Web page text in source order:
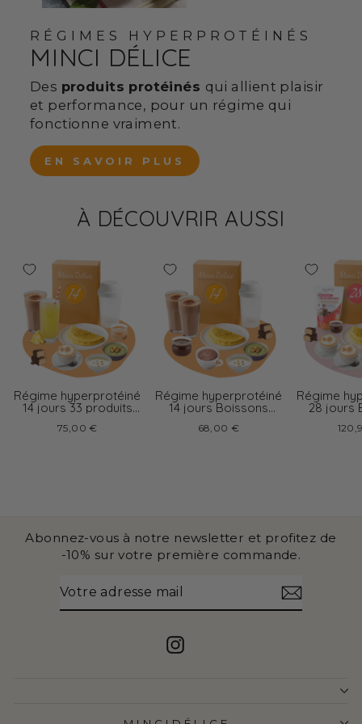
RÉGIMES HYPERPROTÉINÉS
MINCI DÉLICE
Des produits protéinés qui allient plaisir
et performance, pour un régime qui
fonctionne vraiment.
EN SAVOIR PLUS
À DÉCOUVRIR AUSSI
Régime hyperprotéiné
14 jours 33 produits
75,00 €
Régime hyperprotéiné
14 jours Boissons
68,00 €
Régime
28 jours
Abonnez-vous à notre newsletter et profitez de
-10% sur votre première commande.
ADRESSE
Instagram